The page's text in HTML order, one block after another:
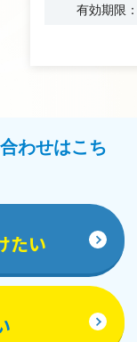
有効期限
わせはこち
たい